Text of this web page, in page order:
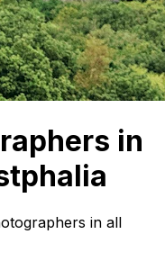
in
in all